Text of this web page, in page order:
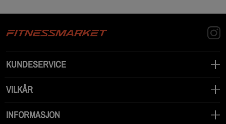
KUNDESERVICE
VILKÅR
INFORMASJON